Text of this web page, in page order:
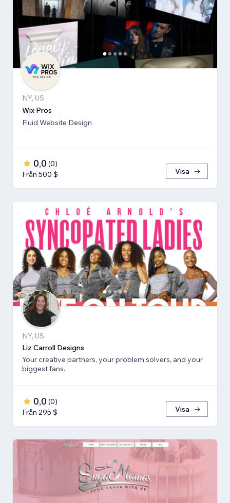
NY, US
Wix Pros
Fluid Website Design
0,0 (0)
Från 500 $
Visa
NY, US
Liz Carroll Designs
Your creative partners, your problem solvers, and your
biggest fans.
0,0 (0)
Från 295 $
Visa